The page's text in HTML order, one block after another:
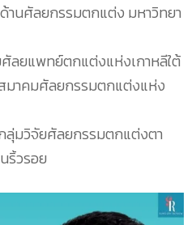
นศัลยกรรมตกแต่ง มหาวิทยา
ลยแพทย์ตกแต่งแห่งเกาหลีใต้
มาคมศัลยกรรมตกแต่งแห่ง
มวิจัยศัลยกรรมตกแต่งตา
ริ้วรอย